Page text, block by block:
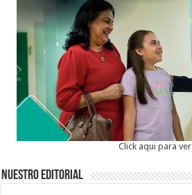
Click aqui para ver
Nuestro Editorial